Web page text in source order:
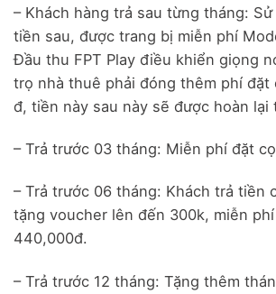
– Khách hàng trả sau từng tháng:
tiền sau, được trang bị miễn phí
Đầu thu FPT Play điều khiển giọng
trọ nhà thuê phải đóng thêm phí đặt
đ, tiền này sau này sẽ được hoàn lại
– Trả trước 03 tháng: Miễn phí đặt
– Trả trước 06 tháng: Khách trả tiền
tặng voucher lên đến 300k, miễn
440,000đ.
– Trả trước 12 tháng: Tặng thêm